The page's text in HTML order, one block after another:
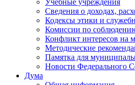
Учебные учреждения
Сведения о доходах,
Кодексы этики и
Комиссии по
Конфликт интересов на
Методические
Памятка для
Новости Федерального
Дума